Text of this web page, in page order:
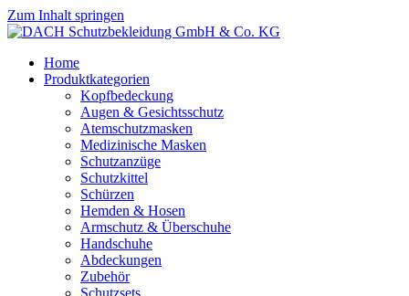
Zum Inhalt springen
Home
Produktkategorien
Kopfbedeckung
Augen & Gesichtsschutz
Atemschutzmasken
Medizinische Masken
Schutzanzüge
Schutzkittel
Schürzen
Hemden & Hosen
Armschutz & Überschuhe
Handschuhe
Abdeckungen
Zubehör
Schutzsets